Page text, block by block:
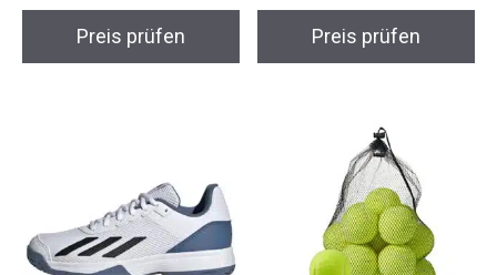
Preis prüfen Preis prüfen